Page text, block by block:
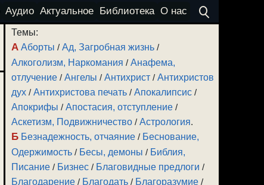
Аудио Актуальное Библиотека О нас
Темы:
А Аборты /Ад, Загробная жизнь /
Алкоголизм, Наркомания /Анафема,
отлучение /Ангелы /Антихрист /Антихристов
дух /Антихристова печать /Апокалипсис /
Апокрифы /Апостасия, отступление /
Аскетизм, Подвижничество /Астрология.
Б Безнадежность, отчаяние / Беснование,
Одержимость / Бесы, демоны / Библия,
Писание / Бизнес / Благовидные предлоги /
Благодарение / Благодать / Благоразумие /